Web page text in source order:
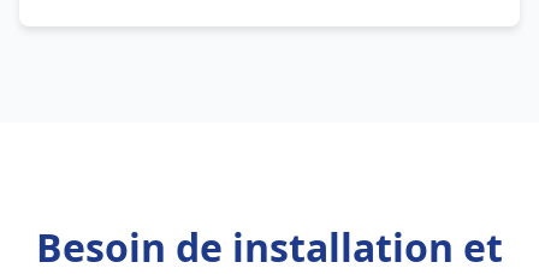
Besoin de installation et